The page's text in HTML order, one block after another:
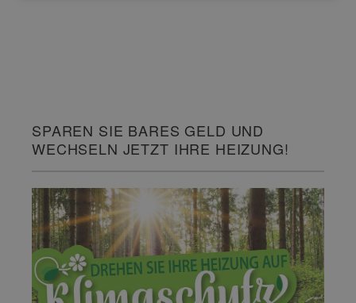
SPAREN SIE BARES GELD UND
WECHSELN JETZT IHRE HEIZUNG!